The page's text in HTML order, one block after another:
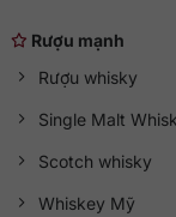
Rượu mạnh
Rượu whisky
Single Malt
Scotch whisky
Whiskey Mỹ